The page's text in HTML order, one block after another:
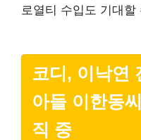
로열티 수입도 기대할
코디, 이낙연
아들 이한동
직 중